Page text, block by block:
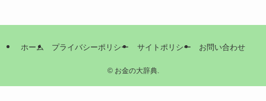
ホーム プライバシーポリシー サイトポリシー お問い合わせ
©お金の大辞典.